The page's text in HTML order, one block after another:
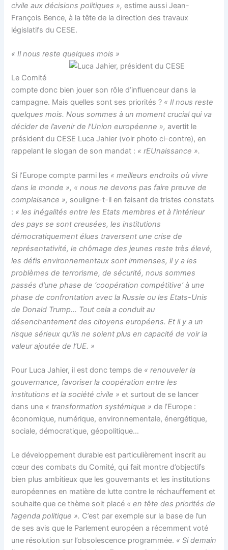
civile aux décisions politiques », estime aussi Jean-
François Bence, à la tête de la direction des travaux
législatifs du CESE.
« Il nous reste quelques mois »
Le Comité
compte donc bien jouer son rôle d’influenceur dans la
campagne. Mais quelles sont ses priorités ? « Il nous reste
quelques mois. Nous sommes à un moment crucial qui va
décider de l’avenir de l’Union européenne », avertit le
président du CESE Luca Jahier (voir photo ci-contre), en
rappelant le slogan de son mandat : « rEUnaissance ».
Si l’Europe compte parmi les « meilleurs endroits où vivre
dans le monde », « nous ne devons pas faire preuve de
complaisance », souligne-t-il en faisant de tristes constats
: « les inégalités entre les Etats membres et à l’intérieur
des pays se sont creusées, les institutions
démocratiquement élues traversent une crise de
représentativité, le chômage des jeunes reste très élevé,
les défis environnementaux sont immenses, il y a les
problèmes de terrorisme, de sécurité, nous sommes
passés d’une phase de ‘coopération compétitive’ à une
phase de confrontation avec la Russie ou les Etats-Unis
de Donald Trump… Tout cela a conduit au
désenchantement des citoyens européens. Et il y a un
risque sérieux qu’ils ne soient plus en capacité de voir la
valeur ajoutée de l’UE. »
Pour Luca Jahier, il est donc temps de « renouveler la
gouvernance, favoriser la coopération entre les
institutions et la société civile »et surtout de se lancer
dans une « transformation systémique » de l’Europe :
économique, numérique, environnementale, énergétique,
sociale, démocratique, géopolitique…
Le développement durable est particulièrement inscrit au
cœur des combats du Comité, qui fait montre d’objectifs
bien plus ambitieux que les gouvernants et les institutions
européennes en matière de lutte contre le réchauffement et
souhaite que ce thème soit placé « en tête des priorités de
l’agenda politique ». C’est par exemple sur la base de l’un
de ses avis que le Parlement européen a récemment voté
une résolution sur l’obsolescence programmée. « Si demain